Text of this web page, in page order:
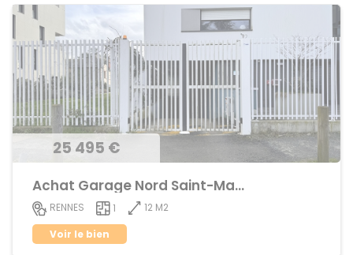
25 495 €
Achat Garage Nord Saint-Martin
RENNES 1
12 M2
Voir le bien